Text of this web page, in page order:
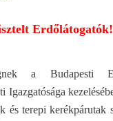
Erdőlátogatók!
a Budapesti
Igazgatósága
és terepi kerékpárutak